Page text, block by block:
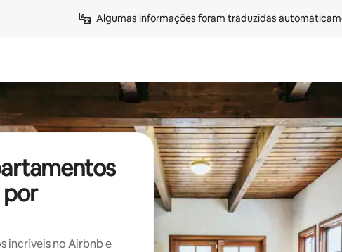
Algumas informações foram traduzidas
por
incríveis no Airbnb e